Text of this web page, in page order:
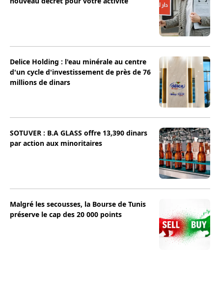
Delice Holding : l'eau minérale au centre
d'un cycle d'investissement de près de 76
millions de dinars
SOTUVER : B.A GLASS offre 13,390 dinars
par action aux minoritaires
Malgré les secousses, la Bourse de Tunis
préserve le cap des 20 000 points